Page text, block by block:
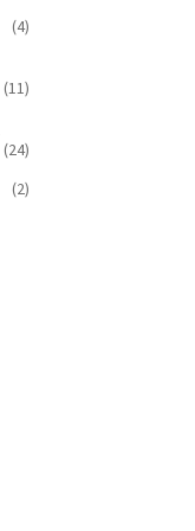
(4)
(11)
(24)
(2)